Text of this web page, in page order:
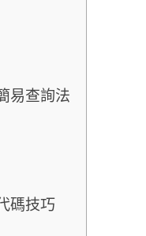
易查詢法
碼技巧